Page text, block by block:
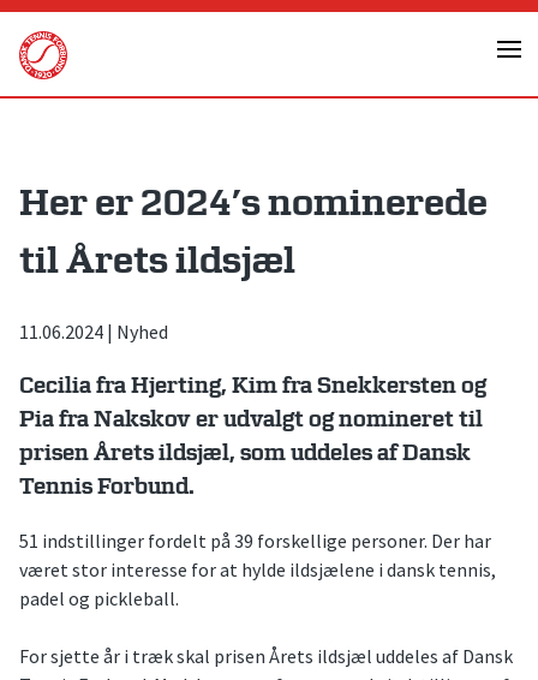
Skip
content
Her er 2024’s nominerede
til Årets ildsjæl
11.06.2024 | Nyhed
Cecilia fra Hjerting, Kim fra Snekkersten og
Pia fra Nakskov er udvalgt og nomineret til
prisen Årets ildsjæl, som uddeles af Dansk
Tennis Forbund.
51 indstillinger fordelt på 39 forskellige personer. Der har
været stor interesse for at hylde ildsjælene i dansk tennis,
padel og pickleball.
For sjette år i træk skal prisen Årets ildsjæl uddeles af Dansk